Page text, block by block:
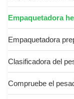
Empaquetadora
Empaquetadora
Clasificadora del
Compruebe el